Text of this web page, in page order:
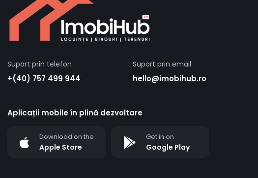
Suport prin telefon
+(40) 757 499 944
Suport prin email
hello@imobihub.ro
Aplicații mobile în plină dezvoltare
Download on the
Apple Store
Get in on
Google Play